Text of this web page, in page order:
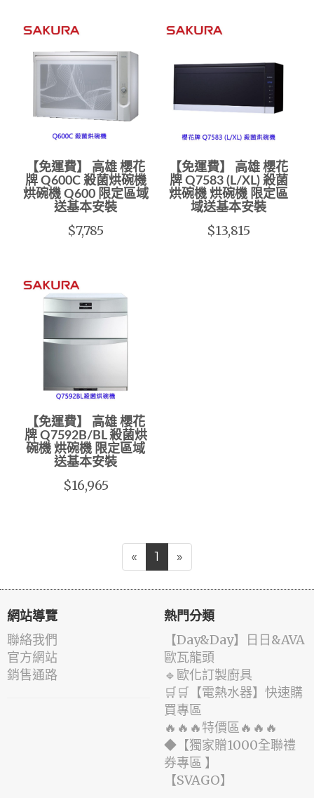
【免運費】 高雄 櫻花
牌 Q600C 殺菌烘碗機
烘碗機 Q600 限定區域
送基本安裝
$7,785
【免運費】 高雄 櫻花
牌 Q7583 (L/XL) 殺菌
烘碗機 烘碗機 限定區
域送基本安裝
$13,815
【免運費】 高雄 櫻花
牌 Q7592B/BL 殺菌烘
碗機 烘碗機 限定區域
送基本安裝
$16,965
« 1 »
網站導覽
聯絡我們
官方網站
銷售通路
熱門分類
️【Day&Day】️日日&AVA
歐瓦龍頭
🔹歐化訂製廚具
🛒🛒【電熱水器】快速購
買專區
🔥🔥🔥特價區🔥🔥🔥
◆【獨家贈1000全聯禮
券專區 】
️【SVAGO】️